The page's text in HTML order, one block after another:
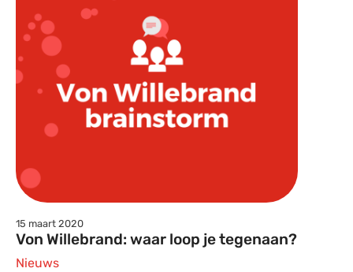
15 maart 2020
Von Willebrand: waar loop je tegenaan?
Nieuws